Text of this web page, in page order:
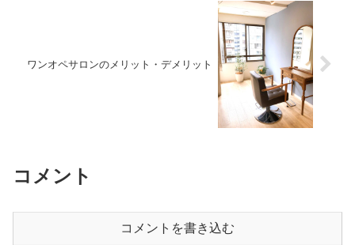
ワンオペサロンのメリット・デメリット
コメント
コメントを書き込む